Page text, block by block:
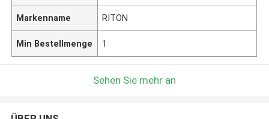
Markenname RITON
Min Bestellmenge 1
Sehen Sie mehr an